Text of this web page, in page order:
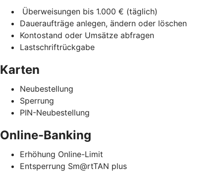
­Überweisungen bis 1.000 € (täglich)
Daueraufträge anlegen, ändern oder löschen
Kontostand oder Umsätze abfragen
Lastschriftrückgabe
Karten
Neubestellung
Sperrung
PIN-Neubestellung
Online-Banking
Erhöhung Online-Limit
Entsperrung Sm@rtTAN plus